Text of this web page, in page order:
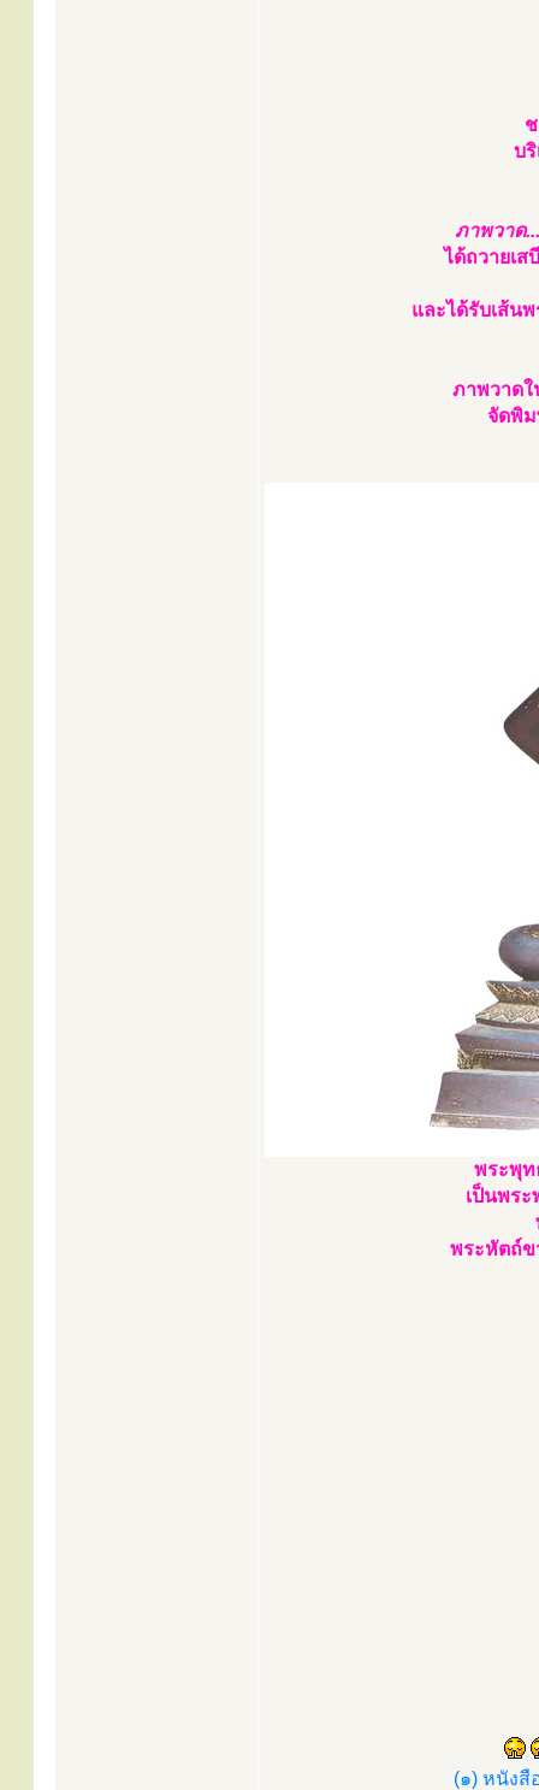
บ
ภาพวาด...
ได้ถวายเ
และได้รับเส้น
ภาพวาดใ
จัดพิม
พระพุท
เป็นพร
พระหัตถ์ข
(๑) หนังสื